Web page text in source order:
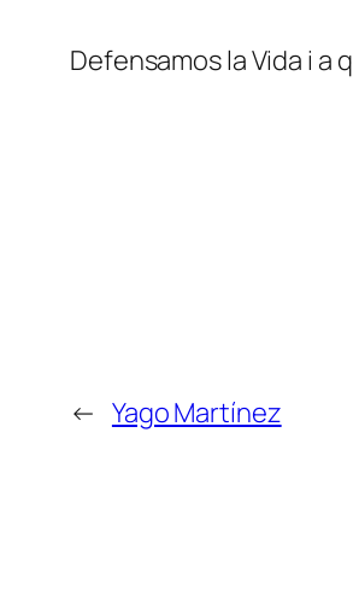
Defensamos la Vida i a
← Yago Martínez